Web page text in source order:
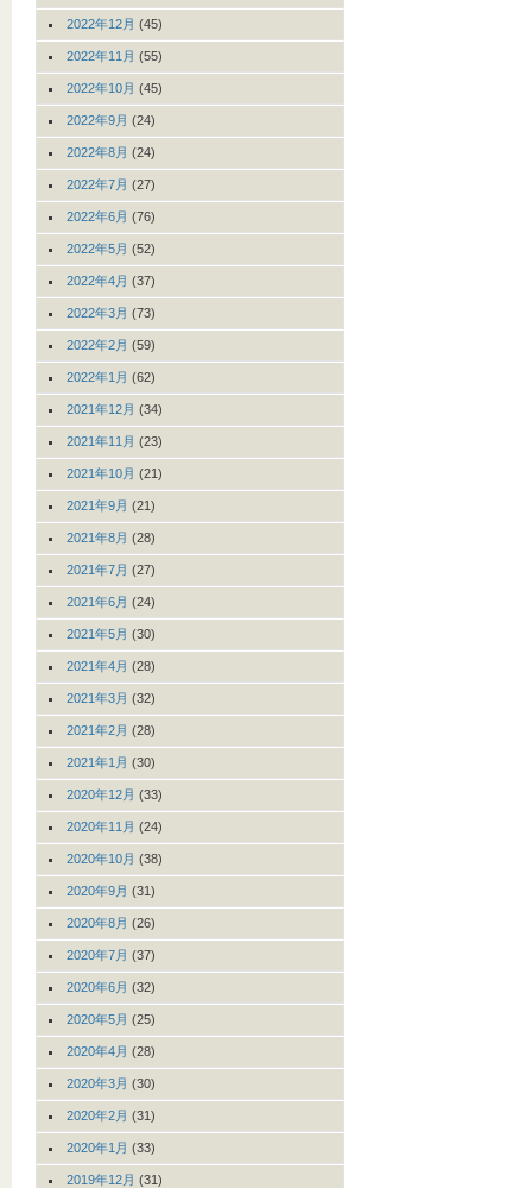
2022年12月 (45)
2022年11月 (55)
2022年10月 (45)
2022年9月 (24)
2022年8月 (24)
2022年7月 (27)
2022年6月 (76)
2022年5月 (52)
2022年4月 (37)
2022年3月 (73)
2022年2月 (59)
2022年1月 (62)
2021年12月 (34)
2021年11月 (23)
2021年10月 (21)
2021年9月 (21)
2021年8月 (28)
2021年7月 (27)
2021年6月 (24)
2021年5月 (30)
2021年4月 (28)
2021年3月 (32)
2021年2月 (28)
2021年1月 (30)
2020年12月 (33)
2020年11月 (24)
2020年10月 (38)
2020年9月 (31)
2020年8月 (26)
2020年7月 (37)
2020年6月 (32)
2020年5月 (25)
2020年4月 (28)
2020年3月 (30)
2020年2月 (31)
2020年1月 (33)
2019年12月 (31)